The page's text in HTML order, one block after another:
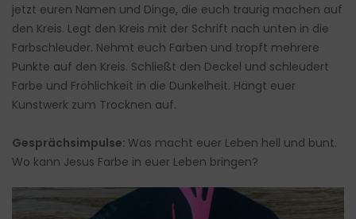
jetzt euren Namen und Dinge, die euch traurig machen auf
den Kreis. Legt den Kreis mit der Schrift nach unten in die
Farbschleuder. Nehmt euch Farben und tropft mehrere
Punkte auf den Kreis. Schließt den Deckel und schleudert
Farbe und Fröhlichkeit in die Dunkelheit. Hängt euer
Kunstwerk zum Trocknen auf.
Gesprächsimpulse: Was macht euer Leben hell und bunt.
Wo kann Jesus Farbe in euer Leben bringen?